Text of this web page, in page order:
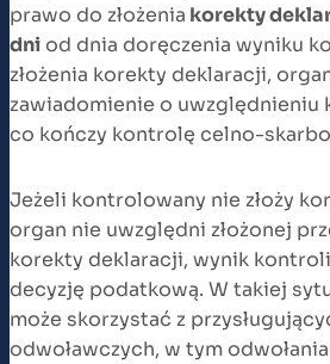
prawo do złożenia korekty
dniod dnia doręczenia wyniku
złożenia korekty deklaracji,
zawiadomienie o uwzględnieniu
co kończy kontrolę celno-
Jeżeli kontrolowany nie złoży
organ nie uwzględni złożonej
korekty deklaracji, wynik kontroli
decyzję podatkową. W takiej
może skorzystać z
odwoławczych, w tym